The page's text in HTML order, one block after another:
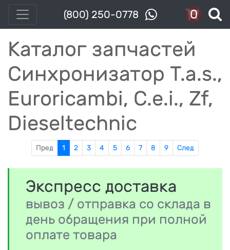
(800) 250-0778 0
Каталог запчастей
Синхронизатор T.a.s.,
Euroricambi, C.e.i., Zf,
Dieseltechnic
Пред 1 2 3 4 5 6 7 8 9 След
Экспресс доставка
вывоз / отправка со склада в
день обращения при полной
оплате товара